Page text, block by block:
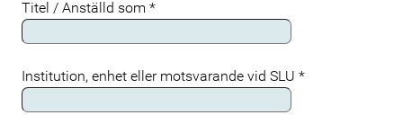
Titel / Anställd som *
Institution, enhet eller motsvarande vid SLU *